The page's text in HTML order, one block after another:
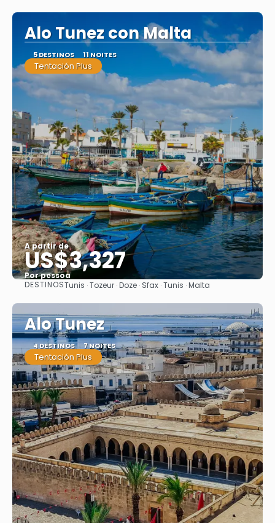
Alo Tunez con Malta
5 DESTINOS 11 NOITES
Tentación Plus
A partir de
US$3,327
Por pessoa
Saiba mais
DESTINOSTunis · Tozeur · Doze · Sfax · Tunis · Malta
Alo Tunez
4 DESTINOS 7 NOITES
Tentación Plus